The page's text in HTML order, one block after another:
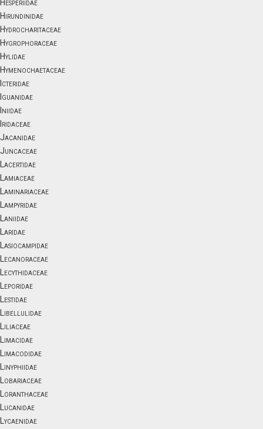
Hesperiidae
Hirundinidae
Hydrocharitaceae
Hygrophoraceae
Hylidae
Hymenochaetaceae
Icteridae
Iguanidae
Iniidae
Iridaceae
Jacanidae
Juncaceae
Lacertidae
Lamiaceae
Laminariaceae
Lampyridae
Laniidae
Laridae
Lasiocampidae
Lecanoraceae
Lecythidaceae
Leporidae
Lestidae
Libellulidae
Liliaceae
Limacidae
Limacodidae
Linyphiidae
Lobariaceae
Loranthaceae
Lucanidae
Lycaenidae